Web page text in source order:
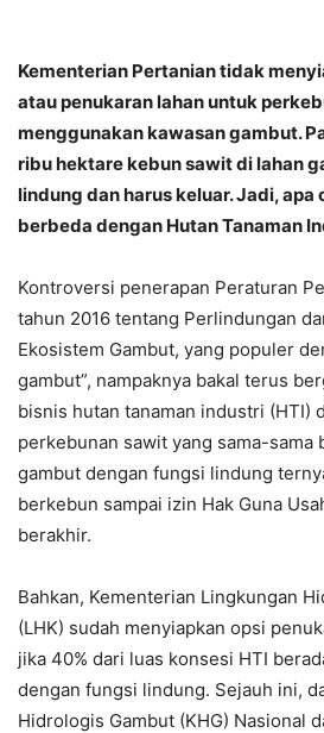
Kementerian Pertanian tidak
atau penukaran lahan untuk
menggunakan kawasan gambut.
ribu hektare kebun sawit di lahan
lindung dan harus keluar. Jadi, apa
berbeda dengan Hutan Tanaman
Kontroversi penerapan Peraturan
tahun 2016 tentang Perlindungan
Ekosistem Gambut, yang populer
gambut”, nampaknya bakal terus
bisnis hutan tanaman industri (HTI)
perkebunan sawit yang sama-sama
gambut dengan fungsi lindung
berkebun sampai izin Hak Guna
berakhir.
Bahkan, Kementerian Lingkungan
(LHK) sudah menyiapkan opsi
jika 40% dari luas konsesi HTI
dengan fungsi lindung. Sejauh ini,
Hidrologis Gambut (KHG) Nasional